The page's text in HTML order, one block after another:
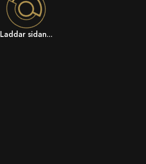
Laddar sidan...